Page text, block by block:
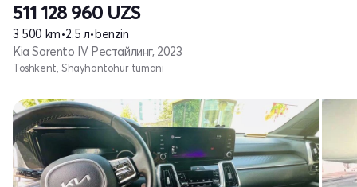
511 128 960 UZS
3 500 km•2.5 л• benzin
Kia Sorento IV Рестайлинг, 2023
Toshkent, Shayhontohur tumani